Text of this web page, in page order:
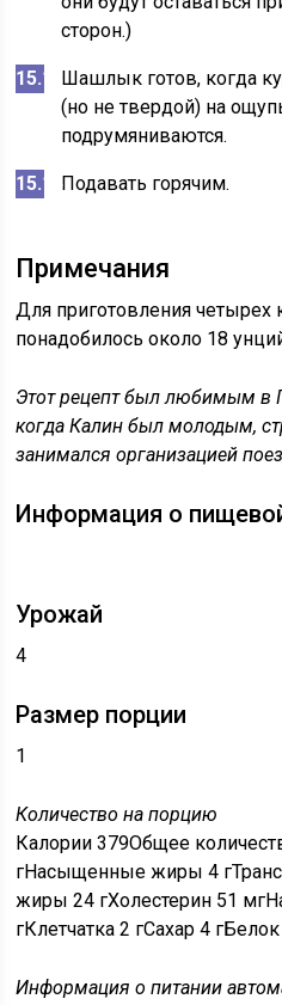
сторон.)
Шашлык готов, когда
(но не твердой) на
подрумяниваются.
Подавать горячим.
Примечания
Для приготовления четырех
понадобилось около 18
Этот рецепт был любимым в
когда Калин был молодым,
занимался организацией
Информация о
Урожай
4
Размер порции
1
Количество на порцию
Калории 379Общее
гНасыщенные жиры 4
жиры 24 гХолестерин 51
гКлетчатка 2 гСахар 4
Информация о питании